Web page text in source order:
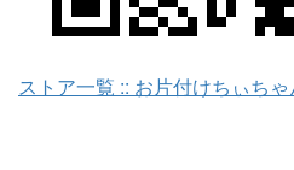
ストア一覧 :: お片付けちぃち